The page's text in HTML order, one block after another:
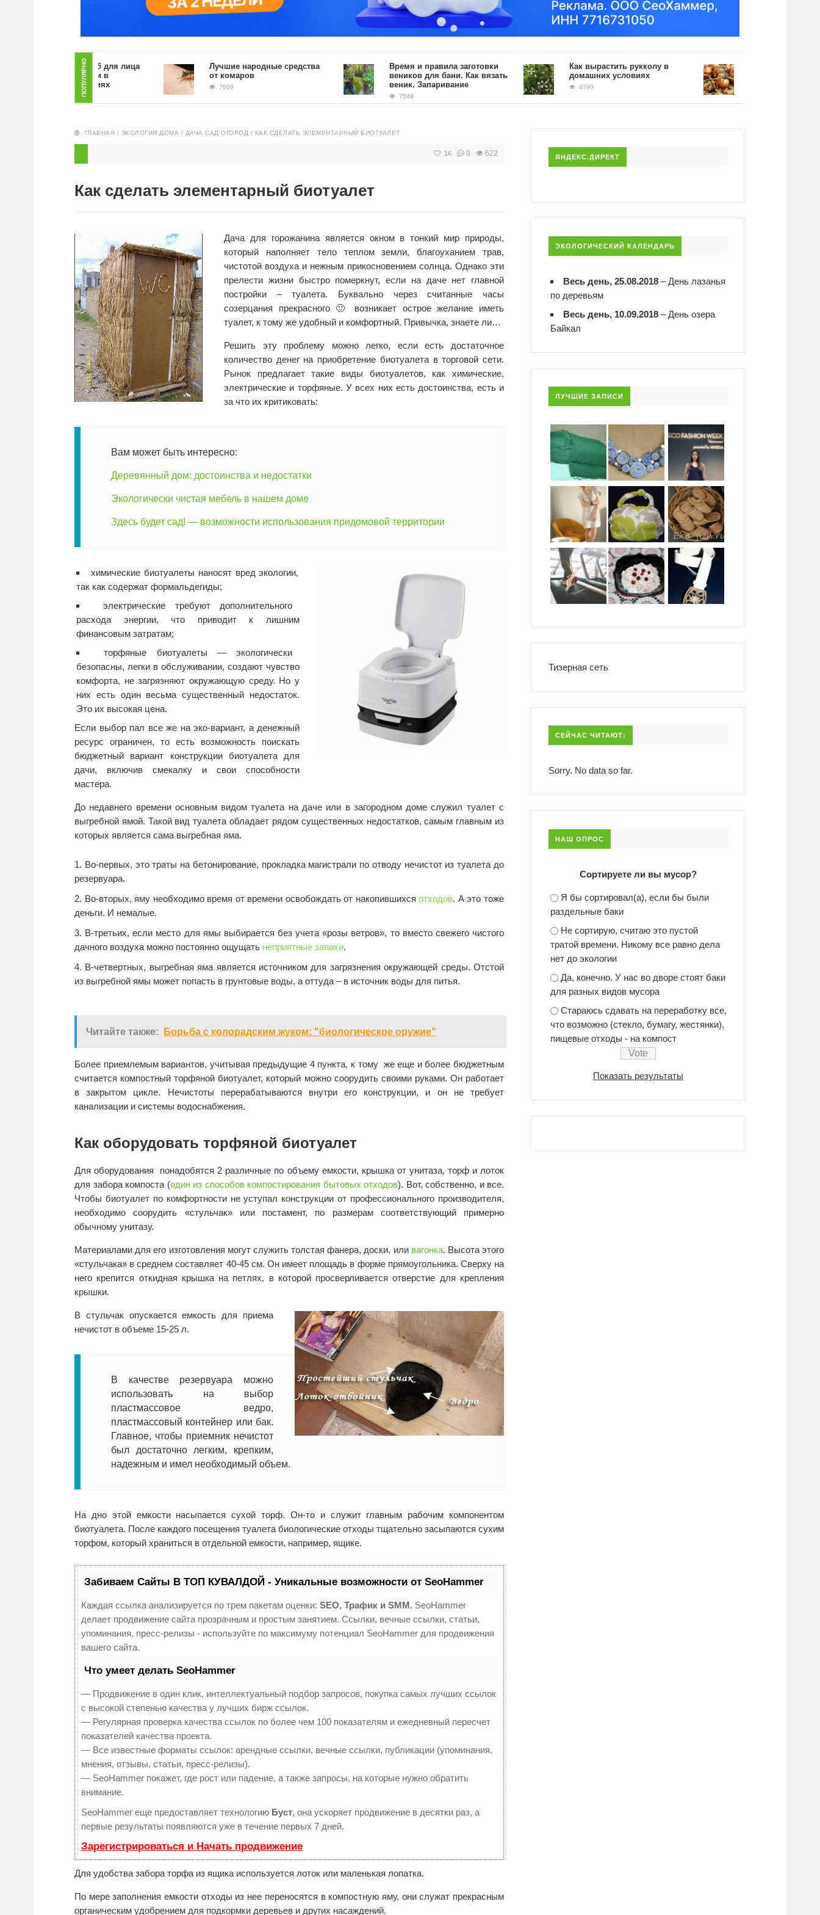
ПОПУЛЯРНО
Как сделать скраб для лица
Лучшие народные средства
от комаров
7609
Время и правила заготовки
веников для бани. Как вязать
веник. Запаривание
7548
Как вырастить рукколу в
домашних условиях
4790
Применение луковой
на огороде: борьба с
вредителями
4032
ГЛАВНАЯ / ЭКОЛОГИЯ ДОМА / ДАЧА САД ОГОРОД / КАК СДЕЛАТЬ ЭЛЕМЕНТАРНЫЙ БИОТУАЛЕТ
16 0 622
Как сделать элементарный биотуалет
Дача для горожанина является окном в тонкий мир природы,
который наполняет тело теплом земли, благоуханием трав,
чистотой воздуха и нежным прикосновением солнца. Однако эти
прелести жизни быстро померкнут, если на даче нет главной
постройки – туалета. Буквально через считанные часы
созерцания прекрасного 🙂 возникает острое желание иметь
туалет, к тому же удобный и комфортный. Привычка, знаете ли…
Решить эту проблему можно легко, если есть достаточное
количество денег на приобретение биотуалета в торговой сети.
Рынок предлагает такие виды биотуалетов, как химические,
электрические и торфяные. У всех них есть достоинства, есть и
за что их критиковать:
Вам может быть интересно:
Деревянный дом: достоинства и недостатки
Экологически чистая мебель в нашем доме
Здесь будет сад! — возможности использования придомовой территории
химические биотуалеты наносят вред экологии,
так как содержат формальдегиды;
электрические требуют дополнительного
расхода энергии, что приводит к лишним
финансовым затратам;
торфяные биотуалеты — экологически
безопасны, легки в обслуживании, создают чувство
комфорта, не загрязняют окружающую среду. Но у
них есть один весьма существенный недостаток.
Это их высокая цена.
Если выбор пал все же на эко-вариант, а денежный
ресурс ограничен, то есть возможность поискать
бюджетный вариант конструкции биотуалета для
дачи, включив смекалку и свои способности
мастера.
До недавнего времени основным видом туалета на даче или в загородном доме служил туалет с
выгребной ямой. Такой вид туалета обладает рядом существенных недостатков, самым главным из
которых является сама выгребная яма.
Во-первых, это траты на бетонирование, прокладка магистрали по отводу нечистот из туалета до
резервуара.
Во-вторых, яму необходимо время от времени освобождать от накопившихсяотходов. А это тоже
деньги. И немалые.
В-третьих, если место для ямы выбирается без учета «розы ветров», то вместо свежего чистого
дачного воздуха можно постоянно ощущать неприятные запахи.
В-четвертных, выгребная яма является источником для загрязнения окружающей среды. Отстой
из выгребной ямы может попасть в грунтовые воды, а оттуда – в источник воды для питья.
Читайте также: Борьба с колорадским жуком: "биологическое оружие"
Более приемлемым вариантов, учитывая предыдущие 4 пункта, к тому же еще и более бюджетным
считается компостный торфяной биотуалет, который можно соорудить своими руками. Он работает
в закрытом цикле. Нечистоты перерабатываются внутри его конструкции, и он не требует
канализации и системы водоснабжения.
Как оборудовать торфяной биотуалет
Для оборудования понадобятся 2 различные по объему емкости, крышка от унитаза, торф и лоток
для забора компоста (один из способов компостирования бытовых отходов). Вот, собственно, и все.
Чтобы биотуалет по комфортности не уступал конструкции от профессионального производителя,
необходимо соорудить «стульчак» или постамент, по размерам соответствующий примерно
обычному унитазу.
Материалами для его изготовления могут служить толстая фанера, доски, или вагонка. Высота этого
«стульчака» в среднем составляет 40-45 см. Он имеет площадь в форме прямоугольника. Сверху на
него крепится откидная крышка на петлях, в которой просверливается отверстие для крепления
крышки.
В стульчак опускается емкость для приема
нечистот в объеме 15-25 л.
В качестве резервуара можно
использовать на выбор
пластмассовое ведро,
пластмассовый контейнер или бак.
Главное, чтобы приемник нечистот
был достаточно легким, крепким,
надежным и имел необходимый объем.
На дно этой емкости насыпается сухой торф. Он-то и служит главным рабочим компонентом
биотуалета. После каждого посещения туалета биологические отходы тщательно засыпаются сухим
торфом, который храниться в отдельной емкости, например, ящике.
Забиваем Сайты В ТОП КУВАЛДОЙ - Уникальные возможности от SeoHammer
Каждая ссылка анализируется по трем пакетам оценки: SEO, Трафик и SMM. SeoHammer
делает продвижение сайта прозрачным и простым занятием. Ссылки, вечные ссылки, статьи,
упоминания, пресс-релизы - используйте по максимуму потенциал SeoHammer для продвижения
вашего сайта.
Что умеет делать SeoHammer
— Продвижение в один клик, интеллектуальный подбор запросов, покупка самых лучших ссылок
с высокой степенью качества у лучших бирж ссылок.
— Регулярная проверка качества ссылок по более чем 100 показателям и ежедневный пересчет
показателей качества проекта.
— Все известные форматы ссылок: арендные ссылки, вечные ссылки, публикации (упоминания,
мнения, отзывы, статьи, пресс-релизы).
— SeoHammer покажет, где рост или падение, а также запросы, на которые нужно обратить
внимание.
SeoHammer еще предоставляет технологию Буст, она ускоряет продвижение в десятки раз, а
первые результаты появляются уже в течение первых 7 дней.
Зарегистрироваться и Начать продвижение
Для удобства забора торфа из ящика используется лоток или маленькая лопатка.
По мере заполнения емкости отходы из нее переносятся в компостную яму, они служат прекрасным
органическим удобрением для подкормки деревьев и других насаждений.
ЯНДЕКС.ДИРЕКТ
ЭКОЛОГИЧЕСКИЙ КАЛЕНДАРЬ
Весь день, 25.08.2018 –День лазанья
по деревьям
Весь день, 10.09.2018 –День озера
Байкал
ЛУЧШИЕ ЗАПИСИ
Тизерная сеть
СЕЙЧАС ЧИТАЮТ:
Sorry. No data so far.
НАШ ОПРОС
Сортируете ли вы мусор?
Я бы сортировал(а), если бы были
раздельные баки
Не сортирую, считаю это пустой
тратой времени. Никому все равно дела
нет до экологии
Да, конечно. У нас во дворе стоят баки
для разных видов мусора
Стараюсь сдавать на переработку все,
что возможно (стекло, бумагу, жестянки),
пищевые отходы - на компост
Показать результаты